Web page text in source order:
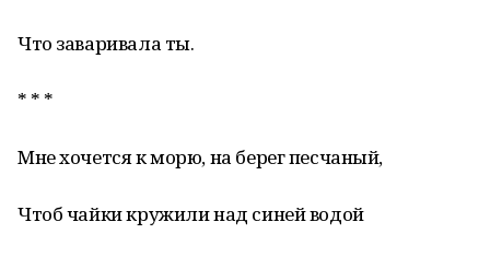
Что заваривала ты.
* * *
Мне хочется к морю, на берег песчаный,
Чтоб чайки кружили над синей водой